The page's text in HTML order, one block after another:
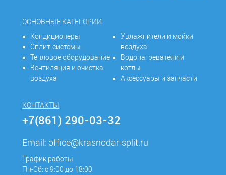
ОСНОВНЫЕ КАТЕГОРИИ
Кондиционеры
Сплит-системы
Тепловое оборудование
Вентиляция и очистка
воздуха
Увлажнители и мойки
воздуха
Водонагреватели и
котлы
Аксессуары и запчасти
КОНТАКТЫ
+7(861) 290-03-32
Email:office@krasnodar-split.ru
График работы
Пн-Сб: с 9:00 до 18:00